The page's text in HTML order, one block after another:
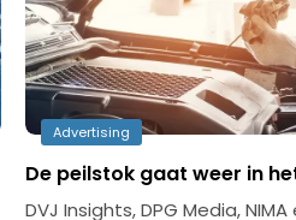
Advertising
De peilstok gaat weer in
DVJ Insights, DPG Media,